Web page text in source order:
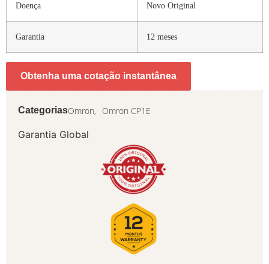
Doença Novo Original
Garantia 12 meses
Obtenha uma cotação instantânea
CategoriasOmron, Omron CP1E
Garantia Global